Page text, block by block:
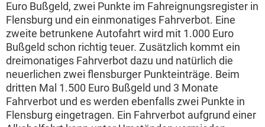
Euro Bußgeld, zwei Punkte im Fahreignungsregister in
Flensburg und ein einmonatiges Fahrverbot. Eine
zweite betrunkene Autofahrt wird mit 1.000 Euro
Bußgeld schon richtig teuer. Zusätzlich kommt ein
dreimonatiges Fahrverbot dazu und natürlich die
neuerlichen zwei flensburger Punkteinträge. Beim
dritten Mal 1.500 Euro Bußgeld und 3 Monate
Fahrverbot und es werden ebenfalls zwei Punkte in
Flensburg eingetragen. Ein Fahrverbot aufgrund einer